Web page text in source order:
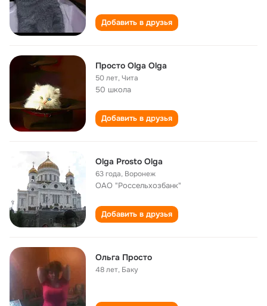
Добавить в друзья
Просто Olga Olga
50 лет,Чита
50 школа
Добавить в друзья
Olga Prosto Olga
63 года, Воронеж
ОАО "Россельхозбанк"
Добавить в друзья
Ольга Просто
48 лет, Баку